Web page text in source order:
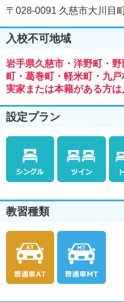
〒028-0091 久慈市大川目
入校不可地域
岩手県久慈市・洋野町・
町・葛巻町・軽米町・九
実家または本籍がある方は
設定プラン
教習種類